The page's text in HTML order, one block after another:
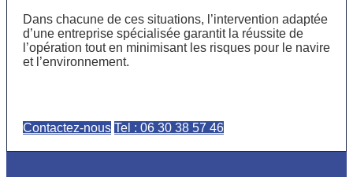
Dans chacune de ces situations, l’intervention adaptée
d’une entreprise spécialisée garantit la réussite de
l’opération tout en minimisant les risques pour le navire
et l’environnement.
Contactez-nous Tel : 06 30 38 57 46